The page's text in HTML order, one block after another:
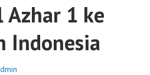
Azhar 1 ke
Indonesia